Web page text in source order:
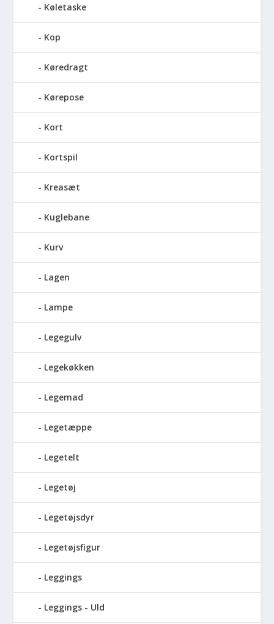
Køletaske
Kop
Køredragt
Kørepose
Kort
Kortspil
Kreasæt
Kuglebane
Kurv
Lagen
Lampe
Legegulv
Legekøkken
Legemad
Legetæppe
Legetelt
Legetøj
Legetøjsdyr
Legetøjsfigur
Leggings
Leggings - Uld